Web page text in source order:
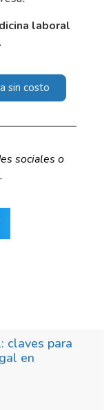
laboral
sin costo
sociales o
claves para
en